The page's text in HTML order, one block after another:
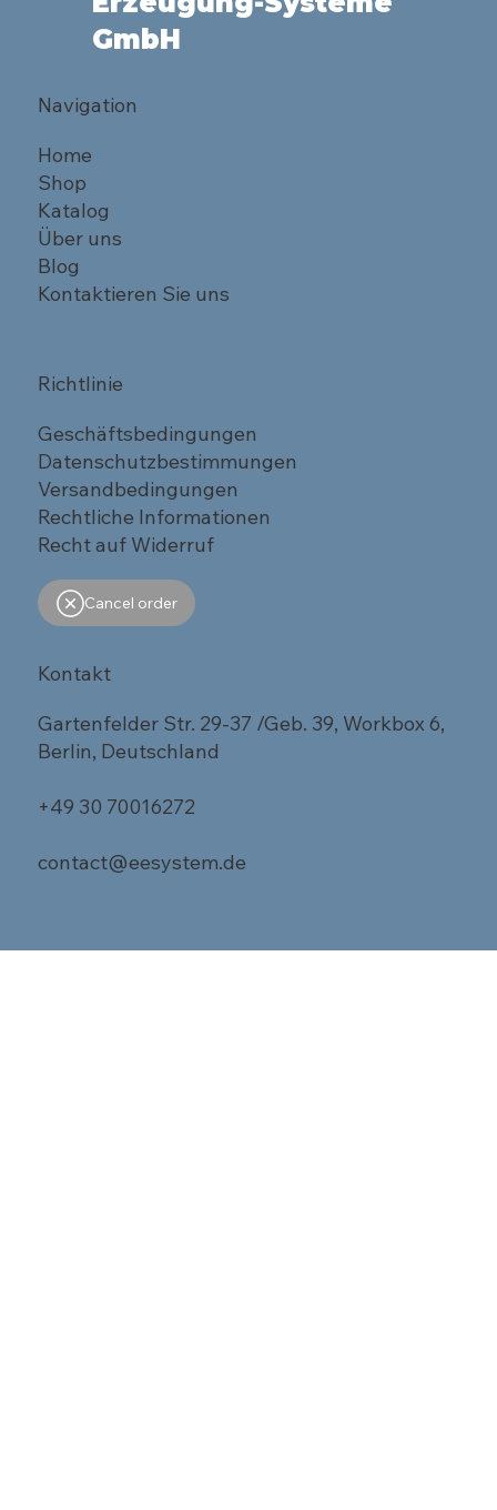
GmbH
Navigation
Home
Shop
Katalog
Über uns
Blog
Kontaktieren Sie uns
Richtlinie
Geschäftsbedingungen
Datenschutzbestimmungen
Versandbedingungen
Rechtliche Informationen
Recht auf Widerruf
Cancel order
Kontakt
Gartenfelder Str. 29-37 /Geb. 39, Workbox 6,
Berlin, Deutschland
+49 30 70016272
contact@eesystem.de